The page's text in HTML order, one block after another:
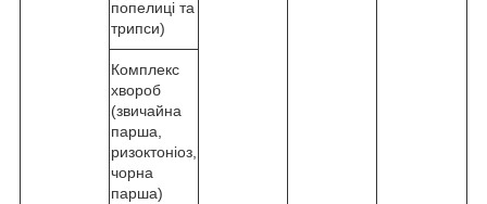
попелиці та
трипси)
Комплекс
хвороб
(звичайна
парша,
ризоктоніоз,
чорна
парша)